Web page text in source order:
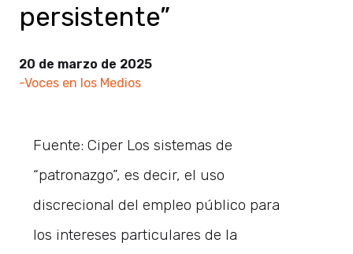
persistente”
20 de marzo de 2025
-Voces en los Medios
Fuente: Ciper Los sistemas de
“patronazgo”, es decir, el uso
discrecional del empleo público para
los intereses particulares de la